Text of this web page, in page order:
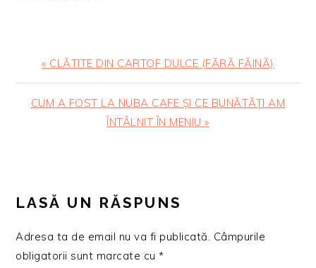
Articol
anterior:
« CLĂTITE DIN CARTOF DULCE (FĂRĂ FĂINĂ)
Articolul
CUM A FOST LA NUBA CAFE ȘI CE BUNĂTĂȚI AM
ÎNTÂLNIT ÎN MENIU »
INTERACTIONS
LASĂ UN RĂSPUNS
Adresa ta de email nu va fi publicată. Câmpurile
obligatorii sunt marcate cu*